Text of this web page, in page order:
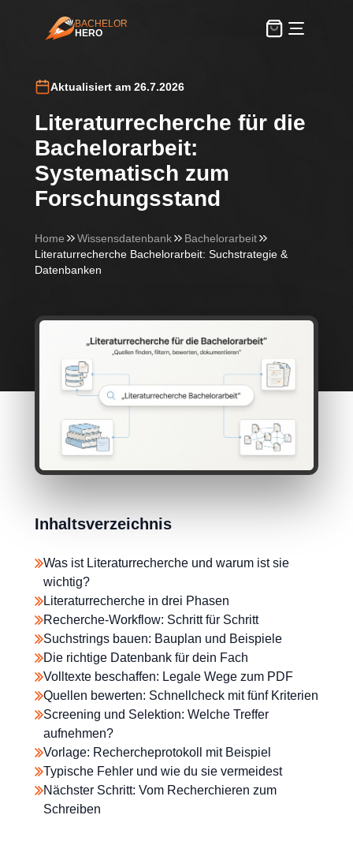
BachelorHero
BACHELOR
HERO
Aktualisiert am 26.7.2026
Literaturrecherche für die
Bachelorarbeit:
Systematisch zum
Forschungsstand
Home Wissensdatenbank
Bachelorarbeit
Literaturrecherche Bachelorarbeit: Suchstrategie &
Datenbanken
Inhaltsverzeichnis
Was ist Literaturrecherche und warum ist sie
wichtig?
Literaturrecherche in drei Phasen
Recherche-Workflow: Schritt für Schritt
Suchstrings bauen: Bauplan und Beispiele
Die richtige Datenbank für dein Fach
Volltexte beschaffen: Legale Wege zum PDF
Quellen bewerten: Schnellcheck mit fünf Kriterien
Screening und Selektion: Welche Treffer
aufnehmen?
Vorlage: Rechercheprotokoll mit Beispiel
Typische Fehler und wie du sie vermeidest
Nächster Schritt: Vom Recherchieren zum
Schreiben